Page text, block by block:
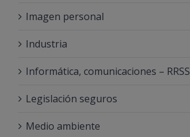
Imagen personal
Industria
Informática, comunicaciones – RRSS
Legislación seguros
Medio ambiente